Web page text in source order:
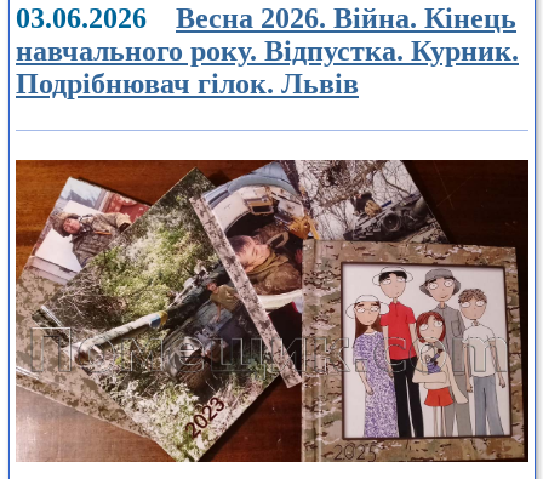
03.06.2026 Весна 2026. Війна. Кінець
навчального року. Відпустка. Курник.
Подрібнювач гілок. Львів